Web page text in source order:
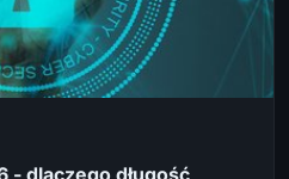
- dlaczego długość